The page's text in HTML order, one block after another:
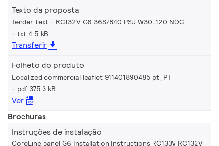
Texto da proposta
Tender text - RC132V G6 36S/840 PSU W30L120 NOC
txt 4.5 kB
Transferir
Folheto do produto
Localized commercial leaflet 911401890485 pt_PT
pdf 375.3 kB
Ver
Brochuras
Instruções de instalação
CoreLine panel G6 Installation Instructions RC133V RC132V